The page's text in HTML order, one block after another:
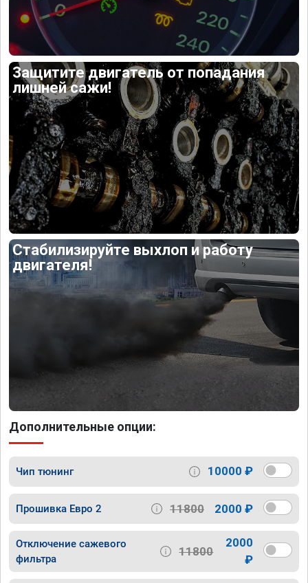
Защитите двигатель от попадания
лишней сажи!
Стабилизируйте выхлоп и работу
двигателя!
Дополнительные опции:
Чип тюнинг 10000 ₽
Прошивка Евро 2 11800 2000 ₽
Отключение сажевого
фильтра
11800
2000
₽